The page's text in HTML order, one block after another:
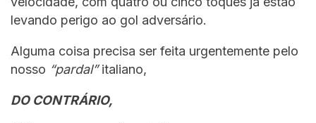
levando perigo ao gol adversário.
Alguma coisa precisa ser feita urgentemente pelo
nosso “pardal”italiano,
DO CONTRÁRIO,